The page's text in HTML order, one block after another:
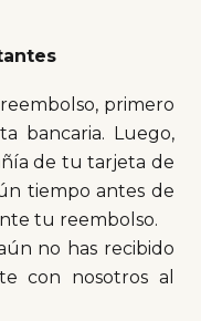
primero
bancaria. Luego,
de tu tarjeta de
tiempo antes de
tu reembolso.
no has recibido
con nosotros al